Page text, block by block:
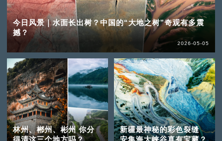
今日风景｜水面长出树？中国的“大地之树”奇观有多震
撼？
2026-05-05
林州、郴州、彬州 你分
新疆最神秘的彩色裂缝